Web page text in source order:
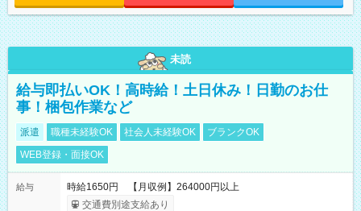
未読
給与即払いOK！高時給！土日休み！日勤のお仕
事！梱包作業など
派遣 職種未経験OK 社会人未経験OK
ブランクOK
WEB登録・面接OK
給与
時給1650円 【月収例】264000円以上
交通費別途支給あり